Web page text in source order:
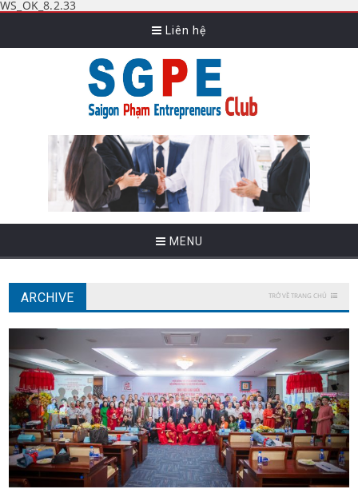
WS_OK_8.2.33
Liên hệ
MENU
ARCHIVE TRỞ VỀ TRANG CHỦ